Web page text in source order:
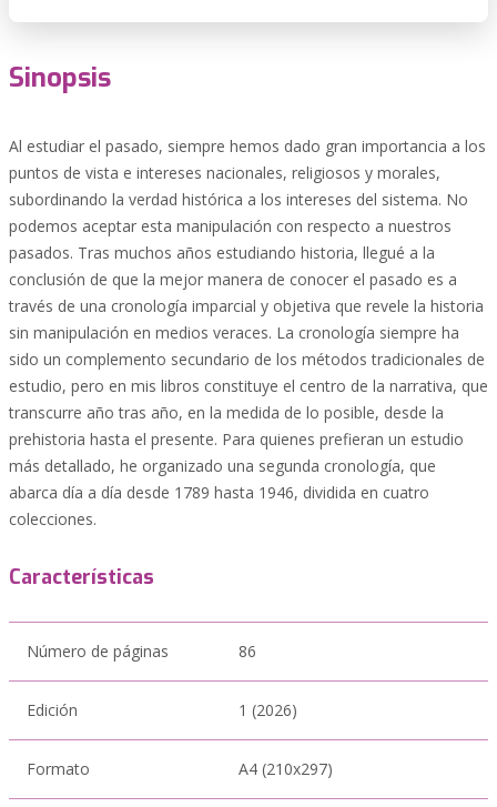
Sinopsis
Al estudiar el pasado, siempre hemos dado gran importancia a los
puntos de vista e intereses nacionales, religiosos y morales,
subordinando la verdad histórica a los intereses del sistema. No
podemos aceptar esta manipulación con respecto a nuestros
pasados. Tras muchos años estudiando historia, llegué a la
conclusión de que la mejor manera de conocer el pasado es a
través de una cronología imparcial y objetiva que revele la historia
sin manipulación en medios veraces. La cronología siempre ha
sido un complemento secundario de los métodos tradicionales de
estudio, pero en mis libros constituye el centro de la narrativa, que
transcurre año tras año, en la medida de lo posible, desde la
prehistoria hasta el presente. Para quienes prefieran un estudio
más detallado, he organizado una segunda cronología, que
abarca día a día desde 1789 hasta 1946, dividida en cuatro
colecciones.
Características
Número de páginas 86
Edición 1 (2026)
Formato A4 (210x297)